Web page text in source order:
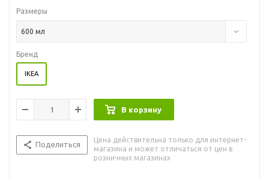
Размеры
600 мл
Бренд
IKEA
В корзину
Поделиться
Цена действительна только для интернет-
магазина и может отличаться от цен в
розничных магазинах